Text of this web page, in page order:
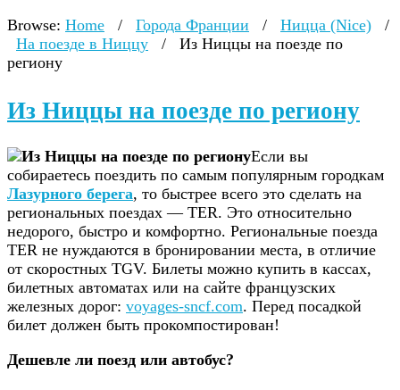
Browse: Home / Города Франции / Ницца (Nice)
/
На поезде в Ниццу
/
Из Ниццы на поезде по
региону
Из Ниццы на поезде по региону
Если вы
собираетесь поездить по самым популярным городкам
Лазурного берега, то быстрее всего это сделать на
региональных поездах — TER. Это относительно
недорого, быстро и комфортно. Региональные поезда
TER не нуждаются в бронировании места, в отличие
от скоростных TGV. Билеты можно купить в кассах,
билетных автоматах или на сайте французских
железных дорог: voyages-sncf.com. Перед посадкой
билет должен быть прокомпостирован!
Дешевле ли поезд или автобус?